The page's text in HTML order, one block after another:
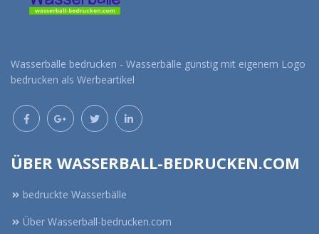
Wasserbälle bedrucken - Wasserbälle günstig mit eigenem Logo
bedrucken als Werbeartikel
ÜBER WASSERBALL-BEDRUCKEN.COM
bedruckte Wasserbälle
Über Wasserball-bedrucken.com